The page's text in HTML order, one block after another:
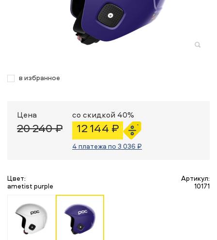
в избранное
Цена
20 240 ₽
со скидкой 40%
12 144 ₽
4 платежа по 3 036 ₽
Цвет:
ametist purple
Артикул:
10171